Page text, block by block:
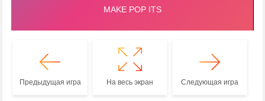
Предыдущая игра На весь экран Следующая игра